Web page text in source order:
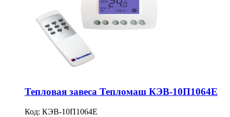
Тепловая завеса Тепломаш КЭВ-10П1064Е
Код: КЭВ-10П1064Е